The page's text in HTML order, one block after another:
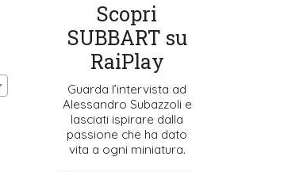
Scopri
SUBBART su
RaiPlay
Guarda l’intervista ad
Alessandro Subazzoli e
lasciati ispirare dalla
passione che ha dato
vita a ogni miniatura.